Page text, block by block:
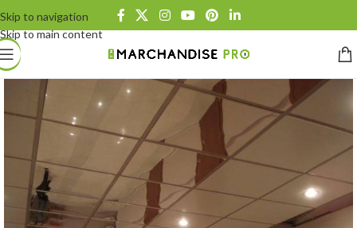
Skip to navigation
Skip to main content